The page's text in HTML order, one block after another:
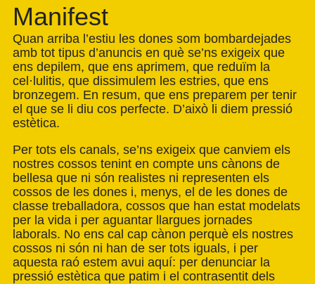
Manifest
Quan arriba l’estiu les dones som bombardejades
amb tot tipus d’anuncis en què se’ns exigeix que
ens depilem, que ens aprimem, que reduïm la
cel·lulitis, que dissimulem les estries, que ens
bronzegem. En resum, que ens preparem per tenir
el que se li diu cos perfecte. D’això li diem pressió
estètica.
Per tots els canals, se’ns exigeix que canviem els
nostres cossos tenint en compte uns cànons de
bellesa que ni són realistes ni representen els
cossos de les dones i, menys, el de les dones de
classe treballadora, cossos que han estat modelats
per la vida i per aguantar llargues jornades
laborals. No ens cal cap cànon perquè els nostres
cossos ni són ni han de ser tots iguals, i per
aquesta raó estem avui aquí: per denunciar la
pressió estètica que patim i el contrasentit dels